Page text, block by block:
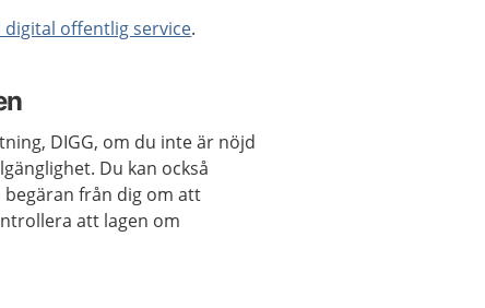
offentlig service.
DIGG, om du inte är nöjd
Du kan också
från dig om att
att lagen om